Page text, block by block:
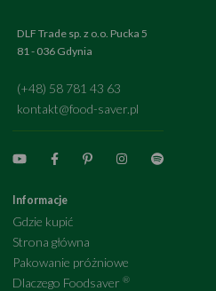
DLF Trade sp. z o.o. Pucka 5
81 - 036 Gdynia
(+48) 58 781 43 63
kontakt@food-saver.pl
Informacje
Gdzie kupić
Strona główna
Pakowanie próżniowe
Dlaczego Foodsaver ®